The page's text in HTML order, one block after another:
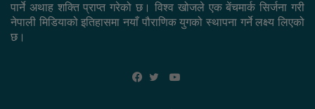
पार्ने अथाह शक्ति प्राप्त गरेको छ। विश्व खोजले एक बेंचमार्क सिर्जना गरी
नेपाली मिडियाको इतिहासमा नयाँ पौराणिक युगको स्थापना गर्ने लक्ष्य लिएको
छ।
YouTube